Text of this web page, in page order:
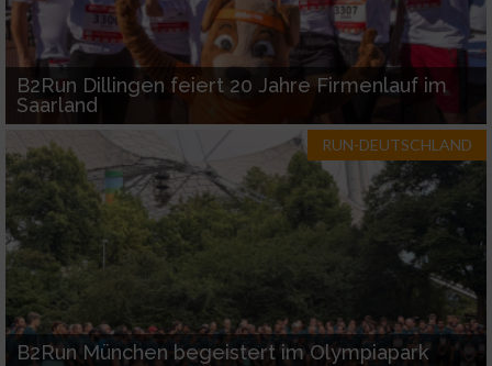
B2Run Dillingen feiert 20 Jahre Firmenlauf im
Saarland
RUN-DEUTSCHLAND
B2Run München begeistert im Olympiapark